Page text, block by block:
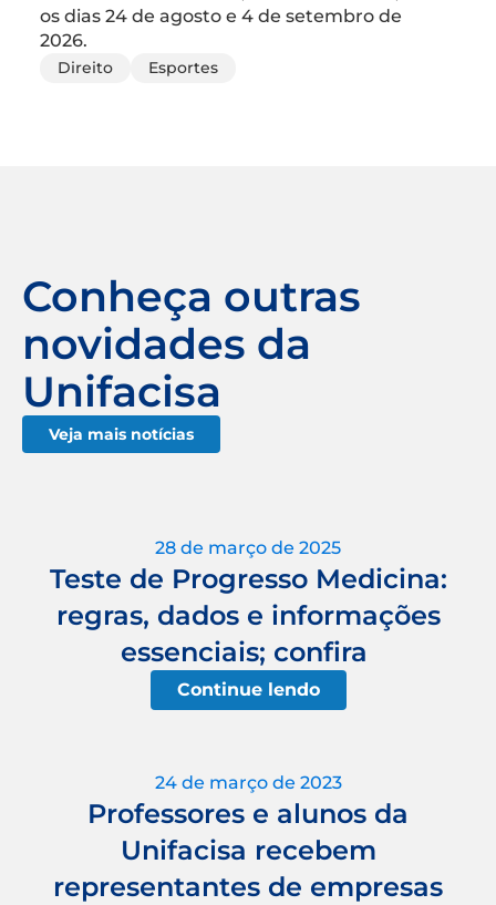
os dias 24 de agosto e 4 de setembro de
2026.
Direito Esportes
Conheça outras
novidades da
Unifacisa
Veja mais notícias
28 de março de 2025
Teste de Progresso Medicina:
regras, dados e informações
essenciais; confira
Continue lendo
24 de março de 2023
Professores e alunos da
Unifacisa recebem
representantes de empresas